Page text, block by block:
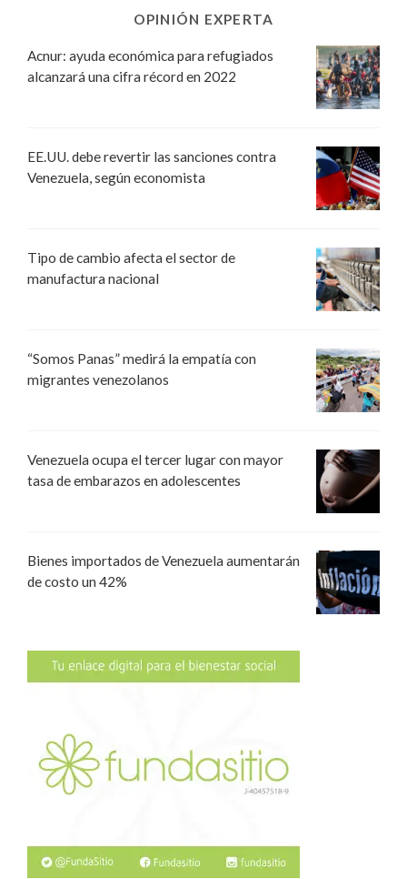
OPINIÓN EXPERTA
Acnur: ayuda económica para refugiados
alcanzará una cifra récord en 2022
EE.UU. debe revertir las sanciones contra
Venezuela, según economista
Tipo de cambio afecta el sector de
manufactura nacional
“Somos Panas” medirá la empatía con
migrantes venezolanos
Venezuela ocupa el tercer lugar con mayor
tasa de embarazos en adolescentes
Bienes importados de Venezuela aumentarán
de costo un 42%